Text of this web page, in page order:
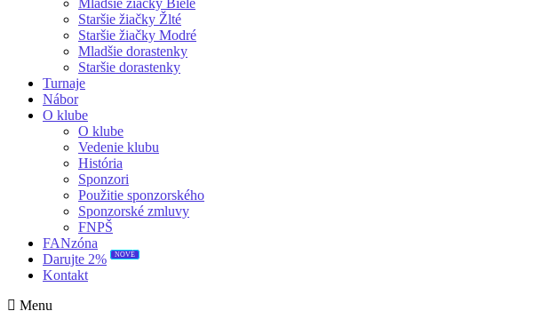
Mladšie žiačky Biele
Staršie žiačky Žlté
Staršie žiačky Modré
Mladšie dorastenky
Staršie dorastenky
Turnaje
Nábor
O klube
O klube
Vedenie klubu
História
Sponzori
Použitie sponzorského
Sponzorské zmluvy
FNPŠ
FANzóna
Darujte 2%
NOVÉ
Kontakt
Menu